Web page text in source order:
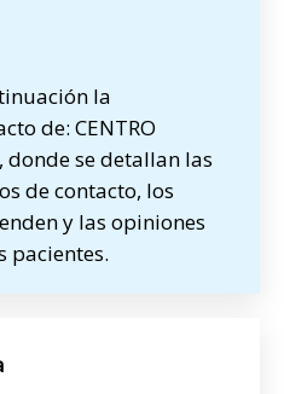
la
de: CENTRO
donde se detallan las
de contacto, los
y las opiniones
pacientes.